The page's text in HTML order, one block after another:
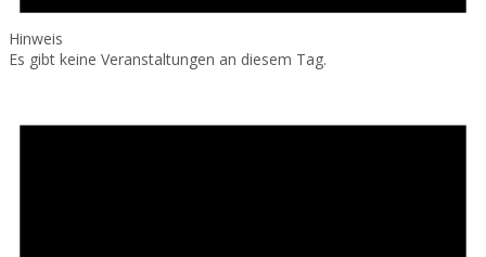
Hinweis
Es gibt keine Veranstaltungen an diesem Tag.